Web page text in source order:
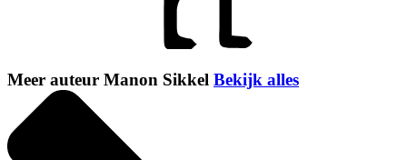
Meer auteur Manon Sikkel Bekijk alles